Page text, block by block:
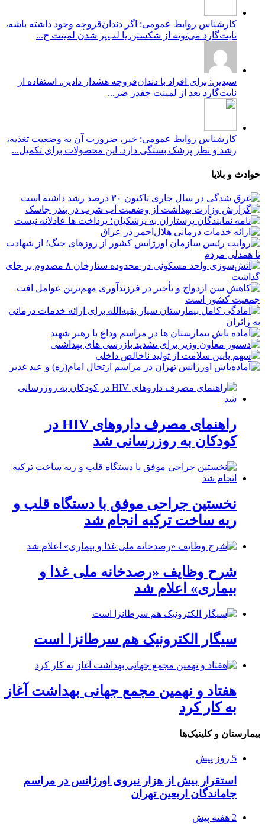
کارشناس روابط عمومی: اگر دندان‌قروچه وجود داشته باشه،
نایت‌گارد می‌تونه از شکستن یا لب‌پر شدن لمینت ج...
سیدین: برای افراد با دندان‌قروچه هشدار دادین. استفاده از
نایت‌گارد بعد از لمینت چقدر ضر...
کارشناس روابط عمومی: خیر، ضرورت آن به وضعیت تغذیه،
رشد و نظر پزشک بستگی دارد. این محصولات برای تکمیل...
حوادث و بلایا
راهنمای مصرف داروهای HIV در
کودکان به روزرسانی شد
نخستین جراحی موفق با دستگاه قلب و
ریه ساخت ترکیه انجام شد
شرح وظایف «رصدخانه ملی غذا و
بیماری» اعلام شد
سیگار الکترونیک هم سرطانزا است
هفتاد و نهمین مجمع جهانی بهداشت آغاز
به کار کرد
بیمارستان و کلینیک‌ها
5 روز پیش
استقرار بیش از هزار نیروی اورژانس در مراسم
جاماندگان اربعین تهران
2 هفته پیش